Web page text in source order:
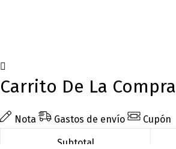
Carrito De La Compra
Nota Gastos de envío Cupón
Subtotal